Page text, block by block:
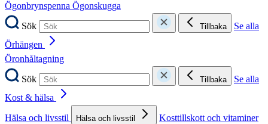
Ögonbrynspenna Ögonskugga
Sök
Tillbaka
Se alla
Örhängen
Öronhåltagning
Sök
Tillbaka
Se alla
Kost & hälsa
Hälsa och livsstil
Hälsa och livsstil Kosttillskott och vitaminer